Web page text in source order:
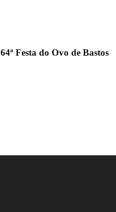
64ª Festa do Ovo de Bastos